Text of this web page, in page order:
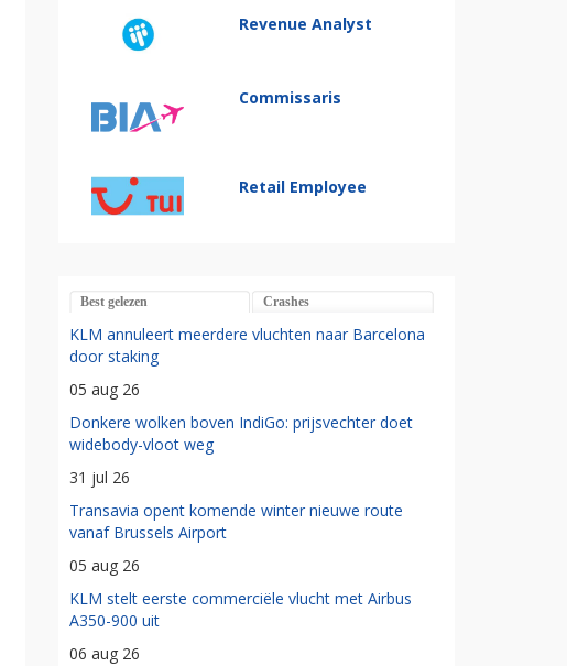
Revenue Analyst
Commissaris
Retail Employee
Best gelezen Crashes
KLM annuleert meerdere vluchten naar Barcelona
door staking
05 aug 26
Donkere wolken boven IndiGo: prijsvechter doet
widebody-vloot weg
31 jul 26
Transavia opent komende winter nieuwe route
vanaf Brussels Airport
05 aug 26
KLM stelt eerste commerciële vlucht met Airbus
A350-900 uit
06 aug 26